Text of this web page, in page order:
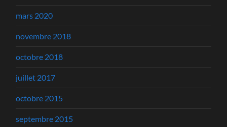
mars 2020
novembre 2018
octobre 2018
juillet 2017
octobre 2015
septembre 2015